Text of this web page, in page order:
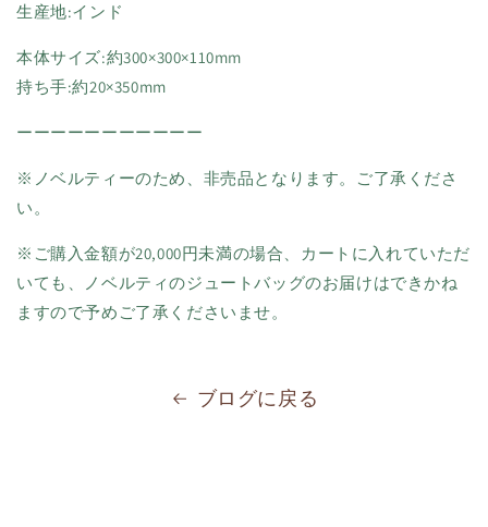
生産地:インド
本体サイズ:約300×300×110mm
持ち手:約20×350mm
ーーーーーーーーーーー
※ノベルティーのため、非売品となります。ご了承くださ
い。
※ご購入金額が20,000円未満の場合、カートに入れていただ
いても、ノベルティのジュートバッグのお届けはできかね
ますので予めご了承くださいませ。
ブログに戻る